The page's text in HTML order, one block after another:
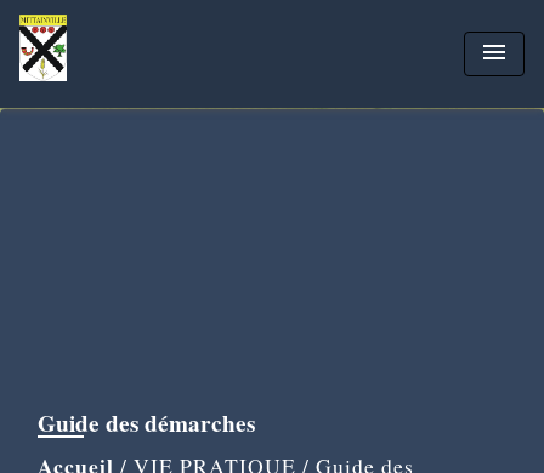
menu
Guide des démarches
Accueil / VIE PRATIQUE / Guide des